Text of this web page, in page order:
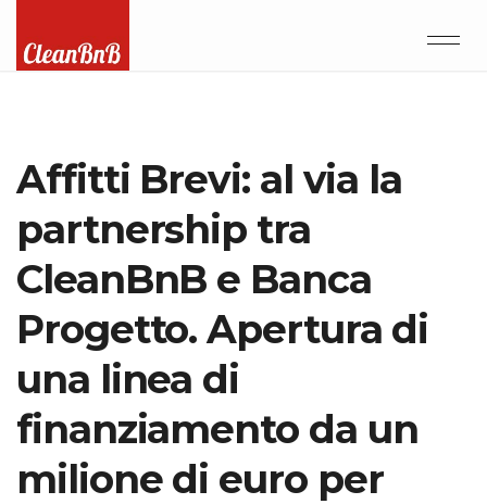
Affitti Brevi: al via la
partnership tra
CleanBnB e Banca
Progetto. Apertura di
una linea di
finanziamento da un
milione di euro per